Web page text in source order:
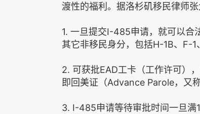
渡性的福利。据洛杉矶移民律师
1. 一旦提交I-485申请，就可以合
其它非移民身分，包括H-1B、F-1
2. 可获批EAD工卡（工作许可）
即回美证（Advance Parole，又
3. I-485申请等待审批时间一旦满